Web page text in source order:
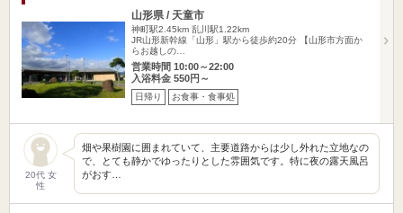
山形県 / 天童市
神町駅2.45km 乱川駅1.22km
JR山形新幹線「山形」駅から徒歩約20分 【山形市方面か
らお越しの…
営業時間 10:00～22:00
入浴料金 550円～
日帰り お食事・食事処
20代 女
性
畑や果樹園に囲まれていて、主要道路からは少し外れた立地なの
で、とても静かでゆったりとした雰囲気です。特に夜の露天風呂
がおす…